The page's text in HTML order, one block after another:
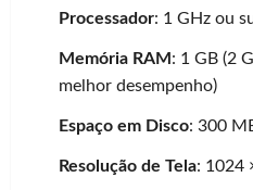
Processador: 1 GHz ou
Memória RAM: 1 GB (2
melhor desempenho)
Espaço em Disco: 300
Resolução de Tela: 1024